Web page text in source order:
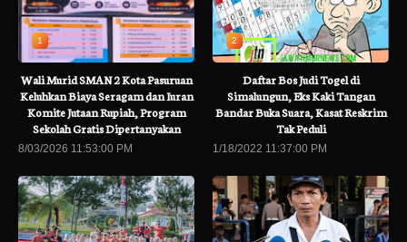
1
Wali Murid SMAN 2 Kota Pasuruan
Keluhkan Biaya Seragam dan Iuran
Komite Jutaan Rupiah, Program
Sekolah Gratis Dipertanyakan
8/03/2026 11:53:00 PM
2
Daftar Bos Judi Togel di
Simalungun, Eks Kaki Tangan
Bandar Buka Suara, Kasat Reskrim
Tak Peduli
1/18/2022 11:37:00 PM